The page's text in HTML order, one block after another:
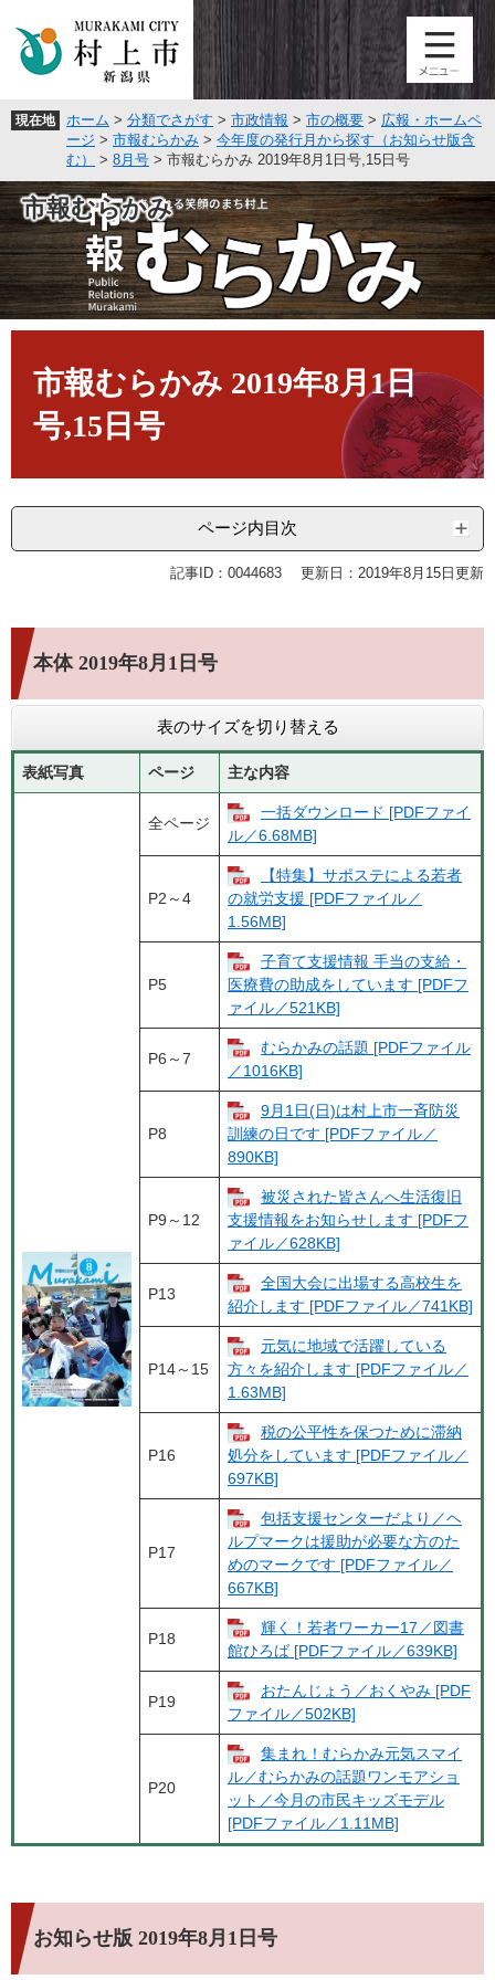
頭
。
飛
て
本
文
へ
現在地 ホーム > 分類でさがす > 市政情報 > 市の概要 > 広報・ホームペ
ージ > 市報むらかみ > 今年度の発行月から探す（お知らせ版含
む）
> 8月号 > 市報むらかみ 2019年8月1日号,15日号
市報むらかみ
市報むらかみ 2019年8月1日
号,15日号
ページ内目次
記事ID：0044683 更新日：2019年8月15日更新
本体 2019年8月1日号
表のサイズを切り替える
表紙写真 ページ 主な内容
全ページ
一括ダウンロード [PDFファイ
ル／6.68MB]
P2～4
【特集】サポステによる若者
の就労支援 [PDFファイル／
1.56MB]
P5
子育て支援情報 手当の支給・
医療費の助成をしています [PDFフ
ァイル／521KB]
P6～7
むらかみの話題 [PDFファイル
／1016KB]
P8
9月1日(日)は村上市一斉防災
訓練の日です [PDFファイル／
890KB]
P9～12
被災された皆さんへ生活復旧
支援情報をお知らせします [PDFフ
ァイル／628KB]
P13
全国大会に出場する高校生を
紹介します [PDFファイル／741KB]
P14～15
元気に地域で活躍している
方々を紹介します [PDFファイル／
1.63MB]
P16
税の公平性を保つために滞納
処分をしています [PDFファイル／
697KB]
P17
包括支援センターだより／ヘ
ルプマークは援助が必要な方のた
めのマークです [PDFファイル／
667KB]
P18
輝く！若者ワーカー17／図書
館ひろば [PDFファイル／639KB]
P19
おたんじょう／おくやみ [PDF
ファイル／502KB]
P20
集まれ！むらかみ元気スマイ
ル／むらかみの話題ワンモアショ
ット／今月の市民キッズモデル
[PDFファイル／1.11MB]
お知らせ版 2019年8月1日号